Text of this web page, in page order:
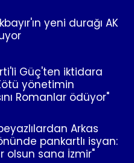
yeni durağı AK
Güç'ten iktidara
yönetimin
Romanlar ödüyor"
Arkas
pankartlı isyan:
olsun sana İzmir"